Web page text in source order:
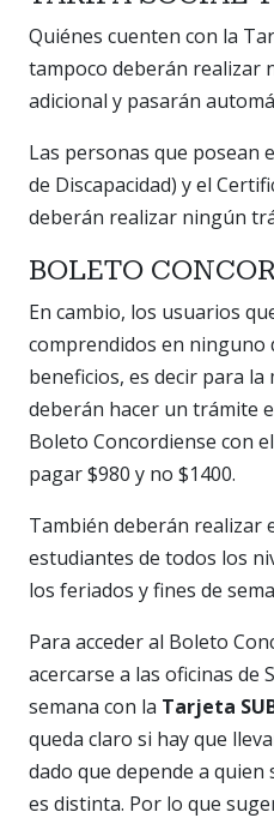
Quiénes cuenten con la
tampoco deberán realizar
adicional y pasarán
Las personas que posean
de Discapacidad) y el
deberán realizar ningún
BOLETO
En cambio, los usuarios
comprendidos en ninguno
beneficios, es decir para
deberán hacer un trámite
Boleto Concordiense con
pagar $980 y no $1400.
También deberán realizar
estudiantes de todos los
los feriados y fines de
Para acceder al Boleto
acercarse a las oficinas de
semana con la Tarjeta
queda claro si hay que
dado que depende a
es distinta. Por lo que